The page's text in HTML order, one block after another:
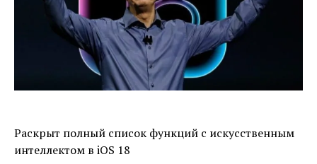
Раскрыт полный список функций с искусственным
интеллектом в iOS 18